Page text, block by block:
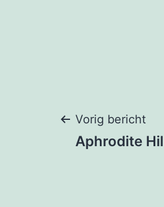
Bericht
Vorig bericht
Aphrodite